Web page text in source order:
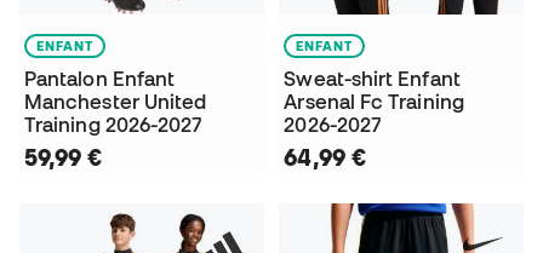
ENFANT
Pantalon Enfant
Manchester United
Training 2026-2027
59,99 €
ENFANT
Sweat-shirt Enfant
Arsenal Fc Training
2026-2027
64,99 €